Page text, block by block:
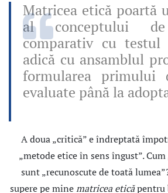
Matricea etică poartă
al conceptului
comparativ cu
adică cu ansamblul
formularea
evaluate până la
A doua „critică” e îndreptată
„metode etice în sens îngust”.
sunt „recunoscute de toată
supere pe minematricea eticăpentru